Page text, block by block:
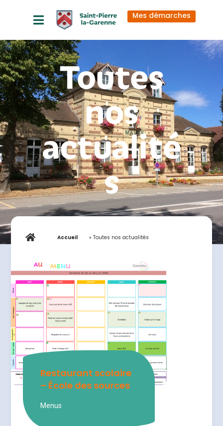
Mes démarches
Toutes
nos
actualité
s
Accueil » Toutes nos actualités
Restaurant scolaire
– École des sources
Menus